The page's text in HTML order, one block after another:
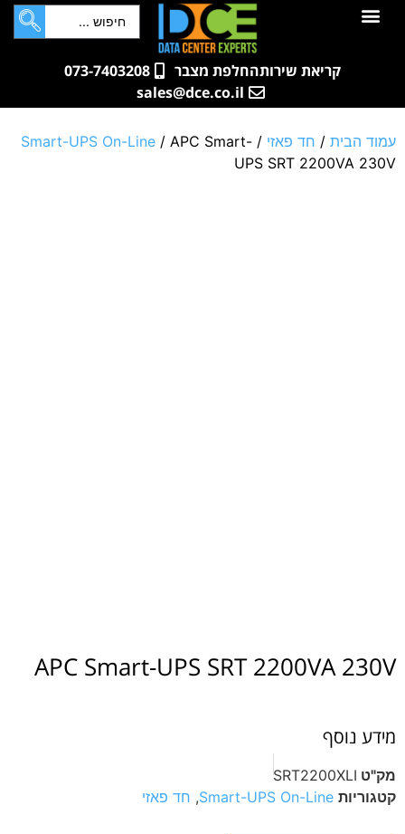
לתוכן
קריאת שירותהחלפת מצבר
073-7403208
sales@dce.co.il
/חד פאזי /
Smart-UPS On-Line/ APC Smart-
UPS SRT
APC Smart-UPS SRT 2200VA
Smart-UPS On-Line
,חד פאזי